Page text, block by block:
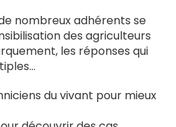
nombreux adhérents se
des agriculteurs
les réponses qui
du vivant pour mieux